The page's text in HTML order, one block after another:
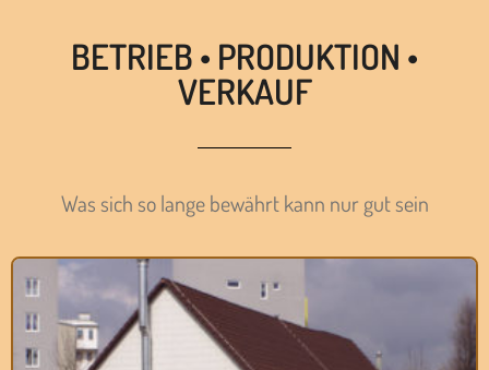
BETRIEB • PRODUKTION •
VERKAUF
Was sich so lange bewährt kann nur gut sein